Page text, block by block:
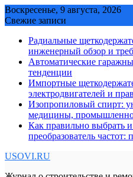
Skip
to
Воскресенье, 9 августа, 2026
Свежие записи
Радиальные
инженерный обзор и
Автоматические
тенденции
Импортные
электродвигателей и
Изопропиловый спирт:
медицины,
Как правильно выбрать
преобразователь частот:
USOVI.RU